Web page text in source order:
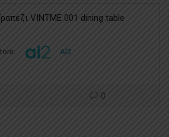
VINTME 001 dining table
Al2
0